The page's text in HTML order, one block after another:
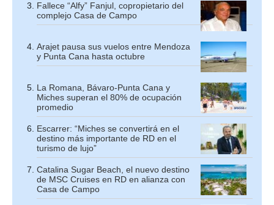
Fallece “Alfy” Fanjul, copropietario del
complejo Casa de Campo
Arajet pausa sus vuelos entre Mendoza
y Punta Cana hasta octubre
La Romana, Bávaro-Punta Cana y
Miches superan el 80% de ocupación
promedio
Escarrer: “Miches se convertirá en el
destino más importante de RD en el
turismo de lujo”
Catalina Sugar Beach, el nuevo destino
de MSC Cruises en RD en alianza con
Casa de Campo